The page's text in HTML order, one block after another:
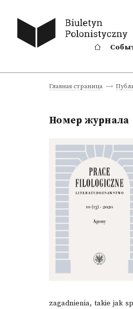
Главная страница
Номер журнала
zagadnienia, takie jak